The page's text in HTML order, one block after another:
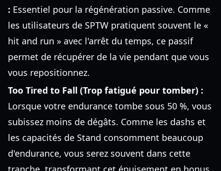
: Essentiel pour la régénération passive. Comme
les utilisateurs de SPTW pratiquent souvent le «
hit and run » avec l'arrêt du temps, ce passif
permet de récupérer de la vie pendant que vous
vous repositionnez.
Too Tired to Fall (Trop fatigué pour tomber) :
Lorsque votre endurance tombe sous 50 %, vous
subissez moins de dégâts. Comme les dashs et
les capacités de Stand consomment beaucoup
d'endurance, vous serez souvent dans cette